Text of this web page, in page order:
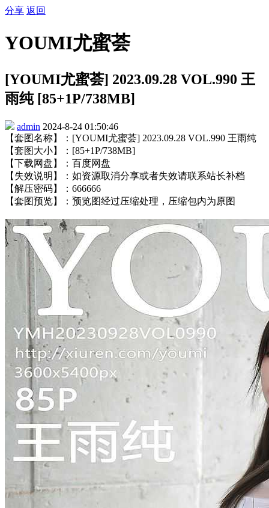
分享 返回
YOUMI尤蜜荟
[YOUMI尤蜜荟] 2023.09.28 VOL.990 王
雨纯 [85+1P/738MB]
admin 2024-8-24 01:50:46
【套图名称】：[YOUMI尤蜜荟] 2023.09.28 VOL.990 王雨纯
【套图大小】：[85+1P/738MB]
【下载网盘】：百度网盘
【失效说明】：如资源取消分享或者失效请联系站长补档
【解压密码】：666666
【套图预览】：预览图经过压缩处理，压缩包内为原图